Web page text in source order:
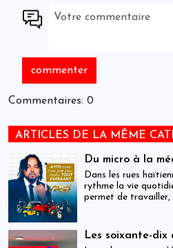
Commentaires: 0
ARTICLES DE LA MÊME
Du micro à la
dans l’univers
Dans les rues
rythme la vie
permet de travailler,
personnes.
Les soixante-dix